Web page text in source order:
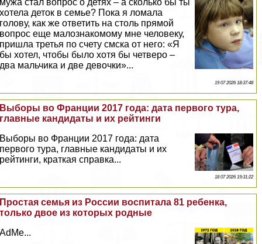
хотела деток в семье? Пока я ломала
голову, как же ответить на столь прямой
вопрос еще малознакомому мне человеку,
пришла третья по счету смска от него: «Я
бы хотел, чтобы было хотя бы четверо –
два мальчика и две дeвoчки»...
19 07 2026 18:37:48
Выборы во Франции 2017 года: дата первого тура,
главные кандидаты и их рейтинги
Выборы во Франции 2017 года: дата
первого тура, главные кандидаты и их
рейтинги, краткая справка...
18 07 2026 19:31:22
Простая семья из России воспитала 81 ребенка,
только двое из которых родные
AdMe...